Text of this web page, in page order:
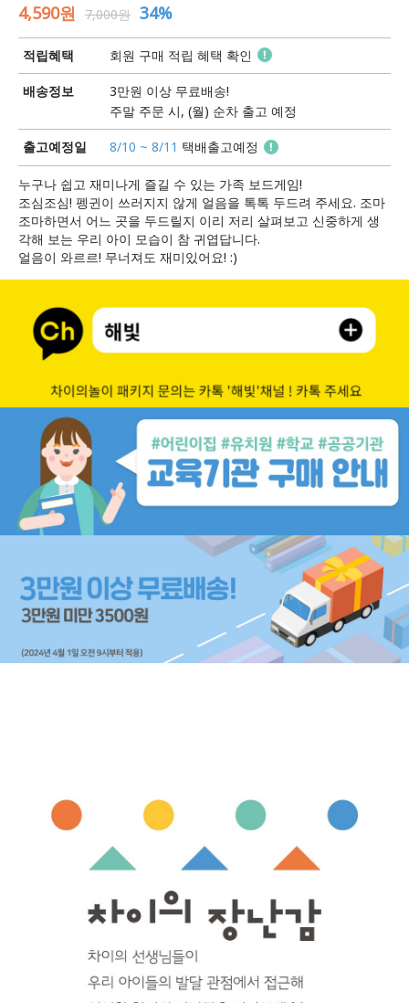
4,590원 7,000원 34%
적립혜택 회원 구매 적립 혜택 확인
배송정보
3만원 이상 무료배송!
주말 주문 시, (월) 순차 출고 예정
출고예정일 8/10 ~ 8/11 택배출고예정
누구나 쉽고 재미나게 즐길 수 있는 가족 보드게임!
조심조심! 펭귄이 쓰러지지 않게 얼음을 톡톡 두드려 주세요. 조마
조마하면서 어느 곳을 두드릴지 이리 저리 살펴보고 신중하게 생
각해 보는 우리 아이 모습이 참 귀엽답니다.
얼음이 와르르! 무너져도 재미있어요! :)